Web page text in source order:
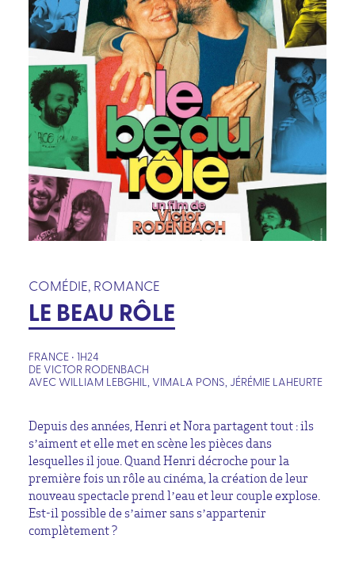
COMÉDIE, ROMANCE
LE BEAU RÔLE
FRANCE • 1H24
DE VICTOR RODENBACH
AVEC WILLIAM LEBGHIL, VIMALA PONS, JÉRÉMIE LAHEURTE
Depuis des années, Henri et Nora partagent tout : ils
s’aiment et elle met en scène les pièces dans
lesquelles il joue. Quand Henri décroche pour la
première fois un rôle au cinéma, la création de leur
nouveau spectacle prend l’eau et leur couple explose.
Est-il possible de s’aimer sans s’appartenir
complètement ?